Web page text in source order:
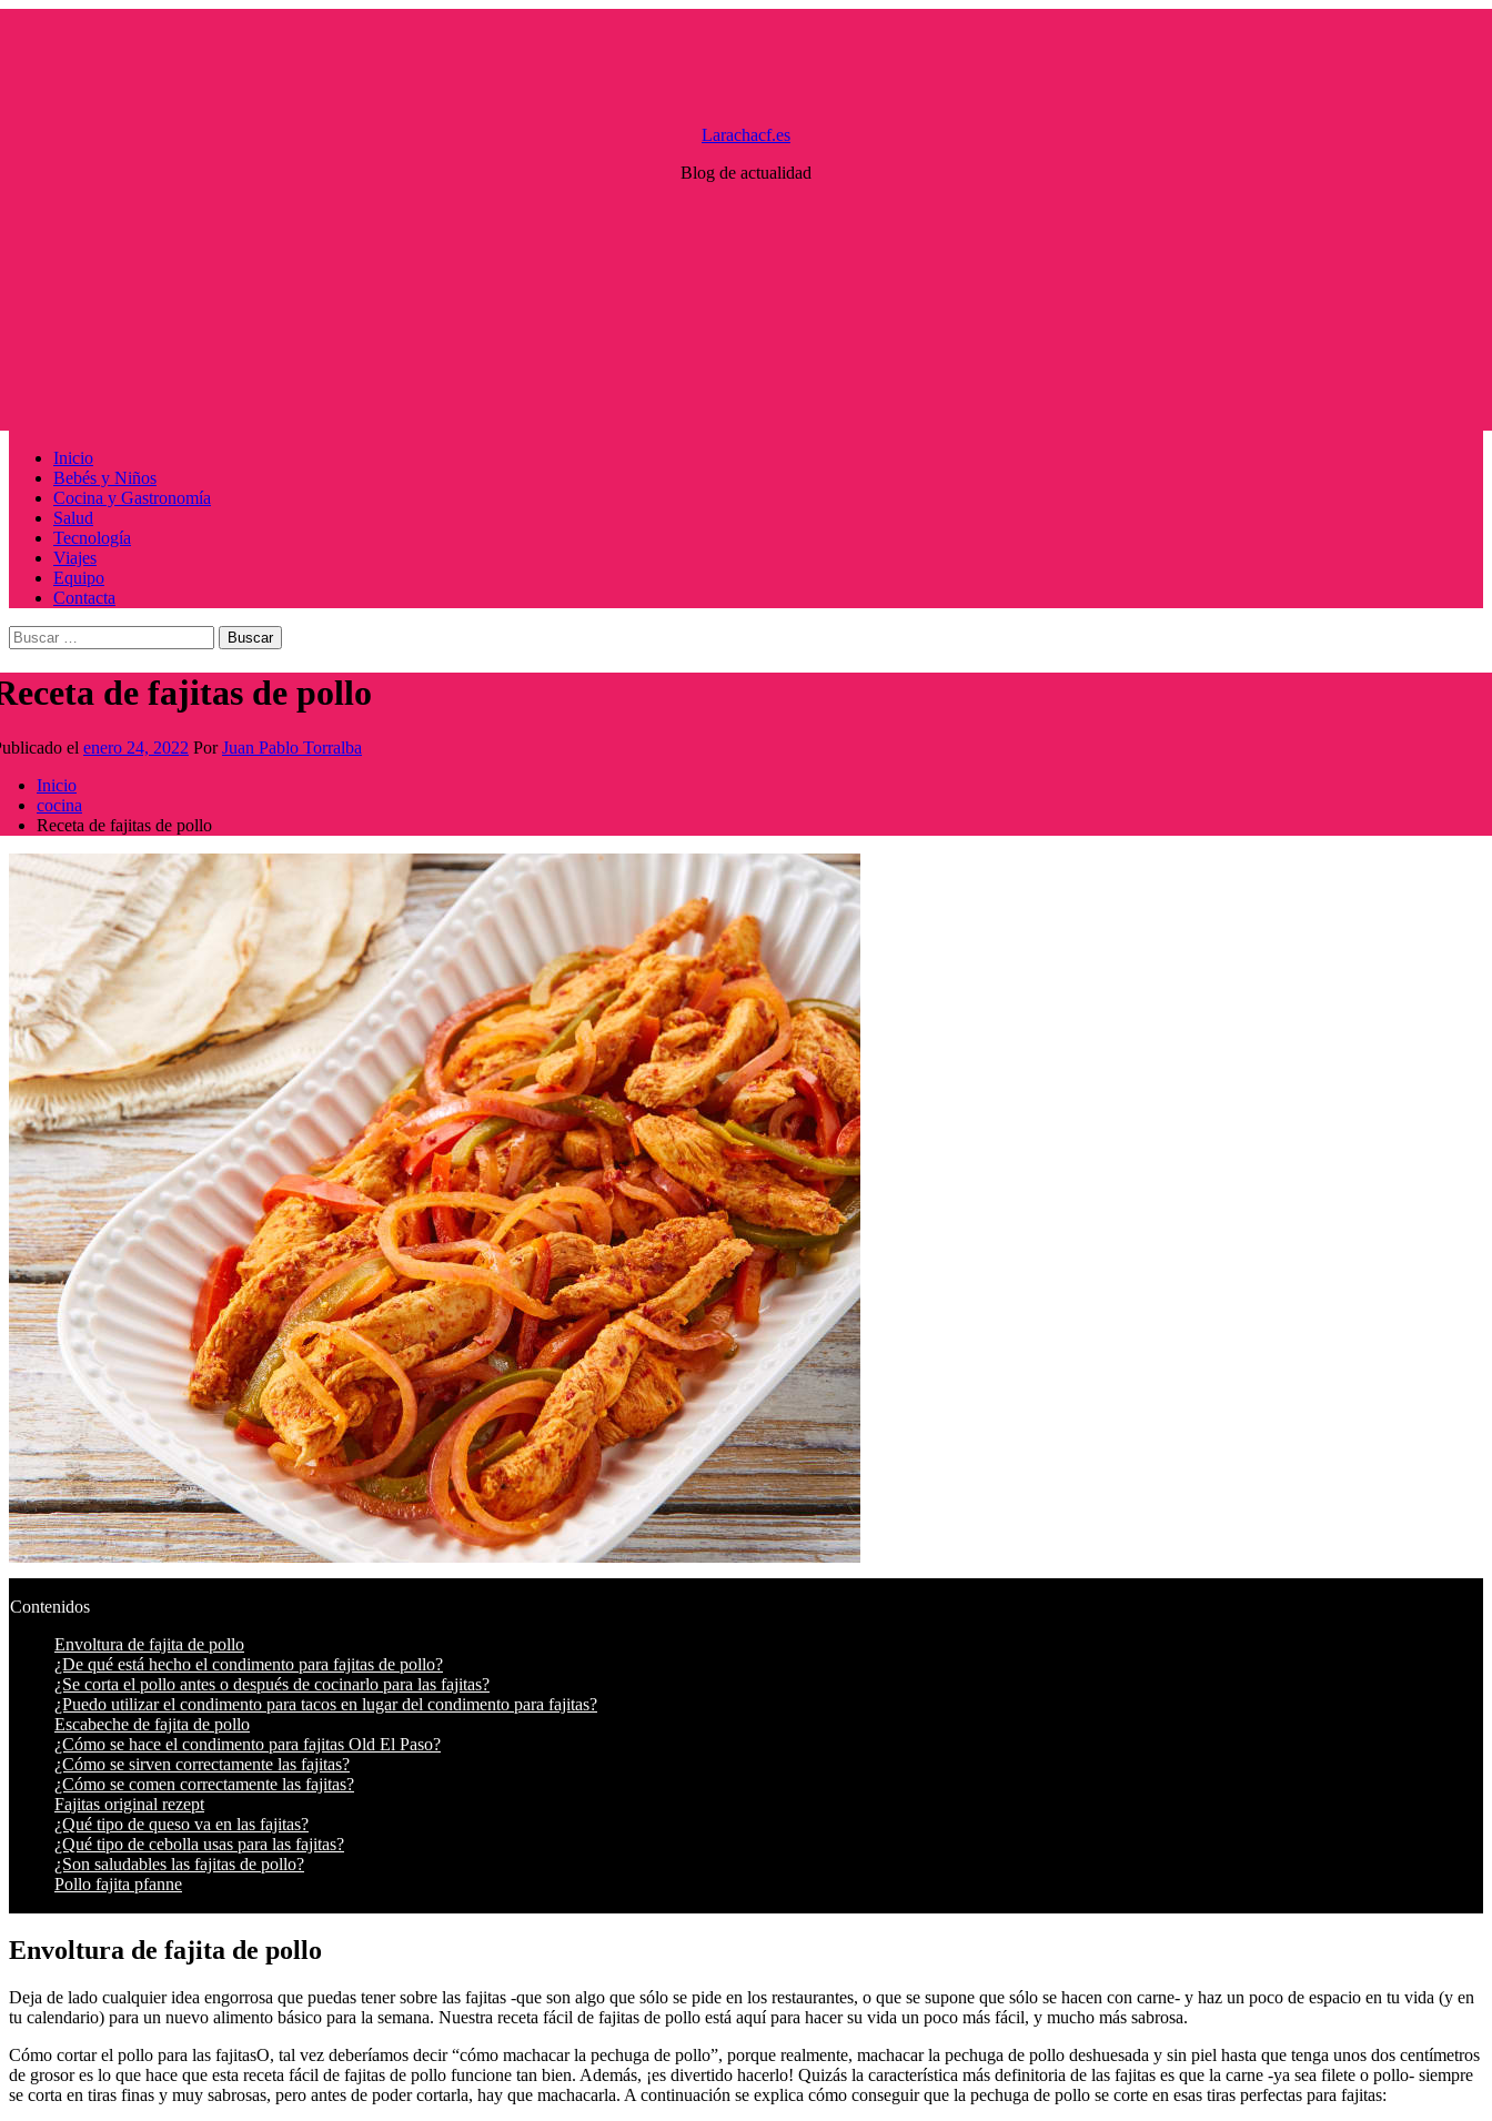
Larachacf.es
Blog de actualidad
Menú
principal
Inicio
Bebés y Niños
Cocina y Gastronomía
Salud
Tecnología
Viajes
Equipo
Contacta
Buscar:
de fajitas de pollo
el enero 24, 2022 PorJuan Pablo Torralba
Inicio
cocina
Receta de fajitas de pollo
Contenidos
Envoltura de fajita de pollo
¿De qué está hecho el condimento para fajitas de pollo?
¿Se corta el pollo antes o después de cocinarlo para las fajitas?
¿Puedo utilizar el condimento para tacos en lugar del condimento para fajitas?
Escabeche de fajita de pollo
¿Cómo se hace el condimento para fajitas Old El Paso?
¿Cómo se sirven correctamente las fajitas?
¿Cómo se comen correctamente las fajitas?
Fajitas original rezept
¿Qué tipo de queso va en las fajitas?
¿Qué tipo de cebolla usas para las fajitas?
¿Son saludables las fajitas de pollo?
Pollo fajita pfanne
Envoltura de fajita de pollo
Deja de lado cualquier idea engorrosa que puedas tener sobre las fajitas -que son algo que sólo se pide en los restaurantes, o que se supone que sólo se hacen con carne- y haz un poco de espacio en tu vida (y en
tu calendario) para un nuevo alimento básico para la semana. Nuestra receta fácil de fajitas de pollo está aquí para hacer su vida un poco más fácil, y mucho más sabrosa.
Cómo cortar el pollo para las fajitasO, tal vez deberíamos decir “cómo machacar la pechuga de pollo”, porque realmente, machacar la pechuga de pollo deshuesada y sin piel hasta que tenga unos dos centímetros
de grosor es lo que hace que esta receta fácil de fajitas de pollo funcione tan bien. Además, ¡es divertido hacerlo! Quizás la característica más definitoria de las fajitas es que la carne -ya sea filete o pollo- siempre
se corta en tiras finas y muy sabrosas, pero antes de poder cortarla, hay que machacarla. A continuación se explica cómo conseguir que la pechuga de pollo se corte en esas tiras perfectas para fajitas: